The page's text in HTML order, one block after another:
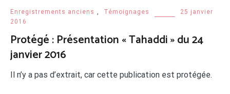
Enregistrements anciens , Témoignages
25 janvier
2016
Protégé : Présentation « Tahaddi » du 24
janvier 2016
Il n’y a pas d’extrait, car cette publication est protégée.